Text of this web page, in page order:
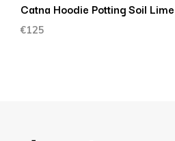
Catna Hoodie Potting Soil Lime
€125